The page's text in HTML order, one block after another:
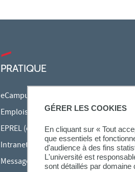
GÉRER LES COOKIES
En cliquant sur « Tout
que essentiels et
d'audience à des fins
L'université est
sont détaillés par
PRATIQUE
eCampus
Emplois du temps en ligne
EPREL (cours en ligne)
Intranet des personnels
Messagerie étudiante